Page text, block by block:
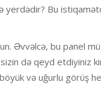
yerdədir? Bu
Əvvəlcə, bu panel
də qeyd etdiyiniz
və uğurlu görüş